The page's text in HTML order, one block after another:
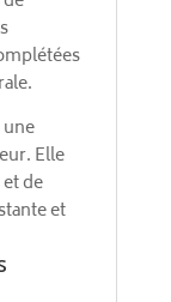
Elle
de
et